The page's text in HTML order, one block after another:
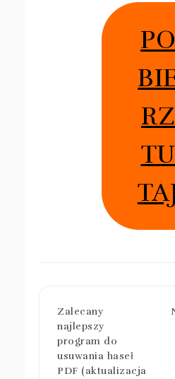
PO
RZ
TU
Zalecany
najlepszy
program do
usuwania haseł
PDF (aktualizacja